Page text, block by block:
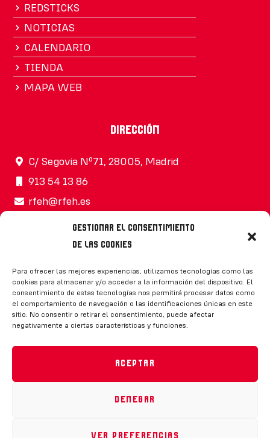
Gestionar el consentimiento
de las cookies
Para ofrecer las mejores experiencias, utilizamos tecnologías como las
cookies para almacenar y/o acceder a la información del dispositivo. El
consentimiento de estas tecnologías nos permitirá procesar datos como
el comportamiento de navegación o las identificaciones únicas en este
sitio. No consentir o retirar el consentimiento, puede afectar
negativamente a ciertas características y funciones.
Aceptar
Denegar
Ver preferencias
REDSTICKS
NOTICIAS
CALENDARIO
TIENDA
MAPA WEB
Dirección
C/ Segovia Nº71, 28005, Madrid
913 54 13 86
rfeh@rfeh.es
Síguenos